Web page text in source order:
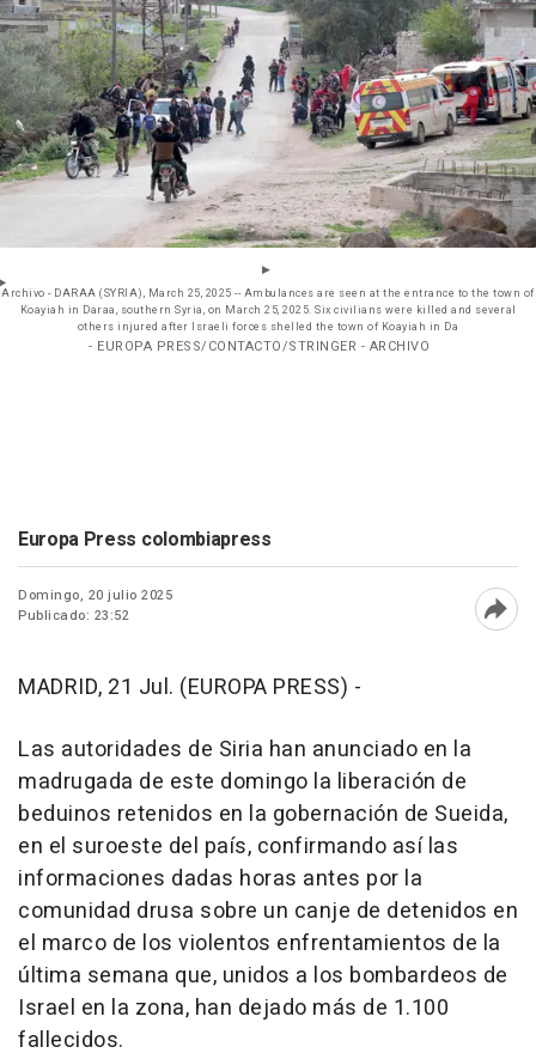
Archivo - DARAA (SYRIA), March 25, 2025 -- Ambulances are seen at the entrance to the town of
Koayiah in Daraa, southern Syria, on March 25, 2025. Six civilians were killed and several
others injured after Israeli forces shelled the town of Koayiah in Da
- EUROPA PRESS/CONTACTO/STRINGER - ARCHIVO
Europa Press colombiapress
Domingo, 20 julio 2025
Publicado: 23:52
MADRID, 21 Jul. (EUROPA PRESS) -
Las autoridades de Siria han anunciado en la
madrugada de este domingo la liberación de
beduinos retenidos en la gobernación de Sueida,
en el suroeste del país, confirmando así las
informaciones dadas horas antes por la
comunidad drusa sobre un canje de detenidos en
el marco de los violentos enfrentamientos de la
última semana que, unidos a los bombardeos de
Israel en la zona, han dejado más de 1.100
fallecidos.